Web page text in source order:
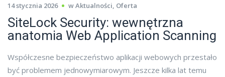
14 stycznia 2026 wAktualności Oferta
SiteLock Security: wewnętrzna
anatomia Web Application Scanning
Współczesne bezpieczeństwo aplikacji webowych przestało
być problemem jednowymiarowym. Jeszcze kilka lat temu